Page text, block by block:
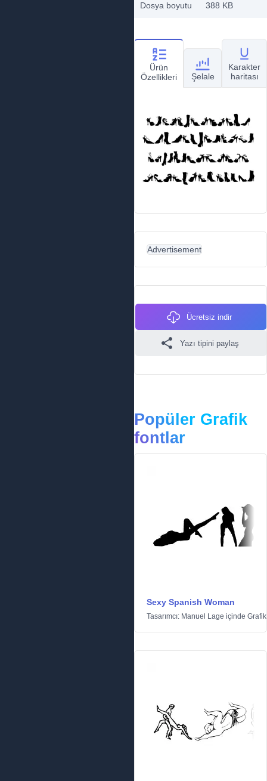
Dosya boyutu 388 KB
Ürün
Özellikleri
Şelale
Karakter
haritası
Advertisement
Ücretsiz indir
Yazı tipini paylaş
Popüler Grafik
fontlar
Sexy Spanish Woman
Tasarımcı: Manuel Lage içinde Grafik